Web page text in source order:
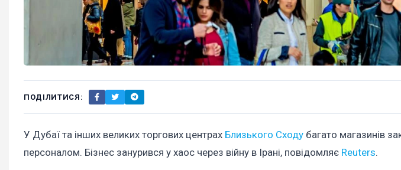
ПОДІЛИТИСЯ:
У Дубаї та інших великих торгових центрах Близького Сходу багато магазинів
персоналом. Бізнес занурився у хаос через війну в Ірані, повідомляє Reuters.